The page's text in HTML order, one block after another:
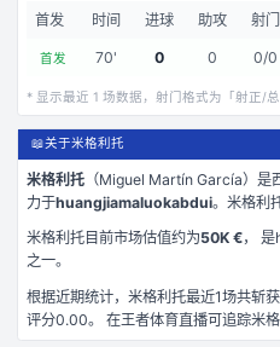
首发 时间 进球 助攻 射门
首发 70' 0 0 0/0
* 显示最近 1 场数据，射门格式为「射正/总
📖关于米格利托
米格利托 （Miguel Martín García）是
力于huangjiamaluokabdui。 米格利
米格利托目前市场估值约为50K €， 是
之一。
根据近期统计， 米格利托最近1场共斩获
评分0.00。 在王者体育直播可追踪米